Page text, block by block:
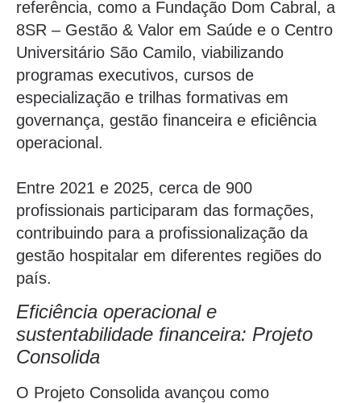
referência, como a Fundação Dom Cabral, a
8SR – Gestão & Valor em Saúde e o Centro
Universitário São Camilo, viabilizando
programas executivos, cursos de
especialização e trilhas formativas em
governança, gestão financeira e eficiência
operacional.
Entre 2021 e 2025, cerca de 900
profissionais participaram das formações,
contribuindo para a profissionalização da
gestão hospitalar em diferentes regiões do
país.
Eficiência operacional e
sustentabilidade financeira: Projeto
Consolida
O Projeto Consolida avançou como